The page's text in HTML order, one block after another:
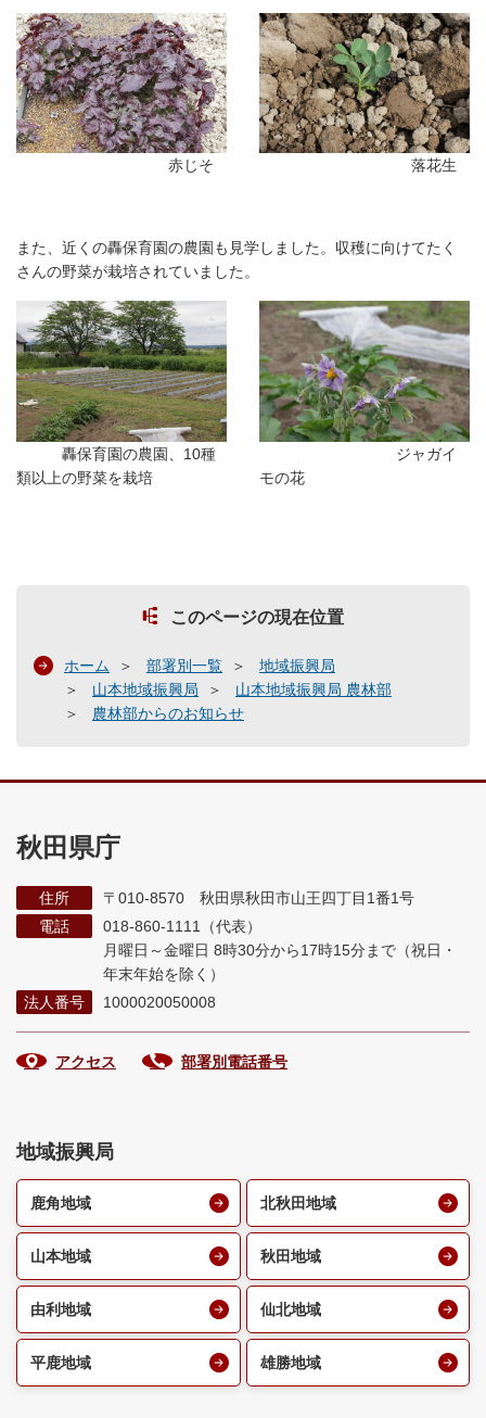
赤じそ 落花生
また、近くの轟保育園の農園も見学しました。収穫に向けてたく
さんの野菜が栽培されていました。
轟保育園の農園、10種
類以上の野菜を栽培
ジャガイ
モの花
このページの現在位置
ホーム 部署別一覧
地域振興局
山本地域振興局
山本地域振興局 農林部
農林部からのお知らせ
秋田県庁
住所
〒010-8570 秋田県秋田市山王四丁目1番1号
電話
018-860-1111（代表）
月曜日～金曜日 8時30分から17時15分まで （祝日・
年末年始を除く）
法人番号
1000020050008
アクセス 部署別電話番号
地域振興局
鹿角地域 北秋田地域
山本地域 秋田地域
由利地域 仙北地域
平鹿地域 雄勝地域